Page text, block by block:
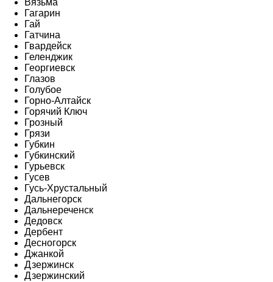
Вязьма
Гагарин
Гай
Гатчина
Гвардейск
Геленджик
Георгиевск
Глазов
Голубое
Горно-Алтайск
Горячий Ключ
Грозный
Грязи
Губкин
Губкинский
Гурьевск
Гусев
Гусь-Хрустальный
Дальнегорск
Дальнереченск
Дедовск
Дербент
Десногорск
Джанкой
Дзержинск
Дзержинский